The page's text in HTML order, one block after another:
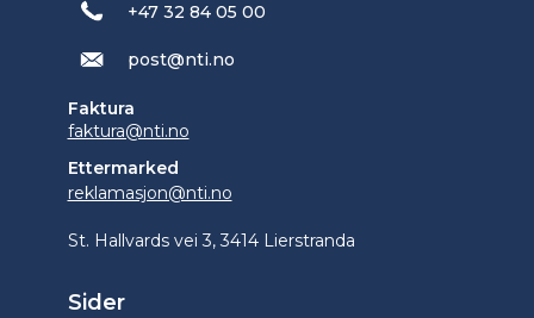
+47 32 84 05 00
post@nti.no
Faktura
faktura@nti.no
Ettermarked
reklamasjon@nti.no
St. Hallvards vei 3, 3414 Lierstranda
Sider